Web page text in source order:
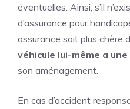
éventuelles. Ainsi, s’il
d’assurance pour
assurance soit plus chère
véhicule lui-même a
son aménagement.
En cas d’accident